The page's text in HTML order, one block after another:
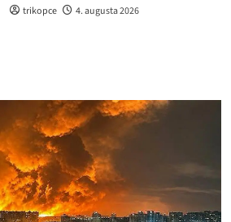
trikopce 4. augusta 2026